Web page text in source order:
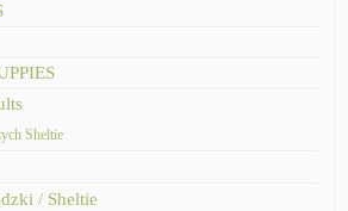
Sheltie
/ Sheltie